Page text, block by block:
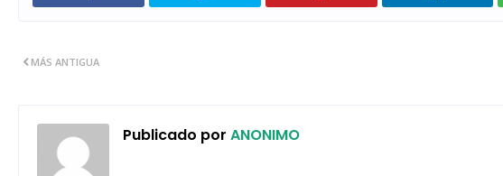
MÁS ANTIGUA
Publicado por ANONIMO